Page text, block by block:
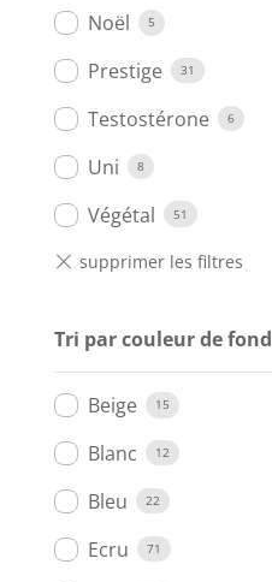
Noël 5
Prestige 31
Testostérone 6
Uni 8
Végétal 51
Tri par couleur de fond
Beige 15
Blanc 12
Bleu 22
Ecru 71